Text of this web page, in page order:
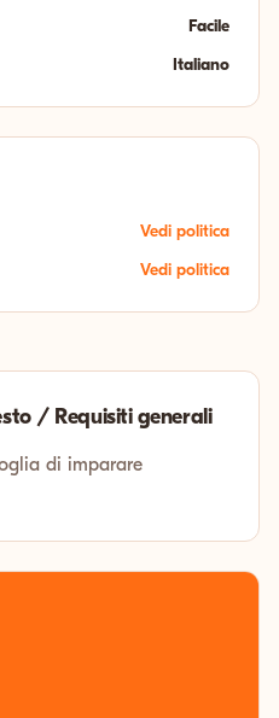
Facile
Italiano
Vedi politica
Vedi politica
/ Requisiti generali
di imparare